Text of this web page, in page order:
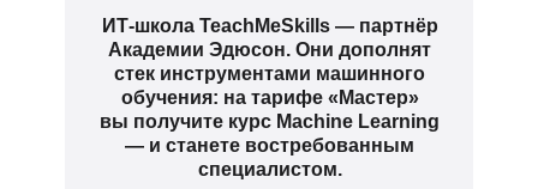
ИТ-школа TeachMeSkills — партнёр
Академии Эдюсон. Они дополнят
стек инструментами машинного
обучения: на тарифе «Мастер»
вы получите курс Machine Learning
— и станете востребованным
специалистом.